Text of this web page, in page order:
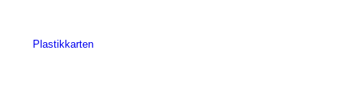
Plastikkarten